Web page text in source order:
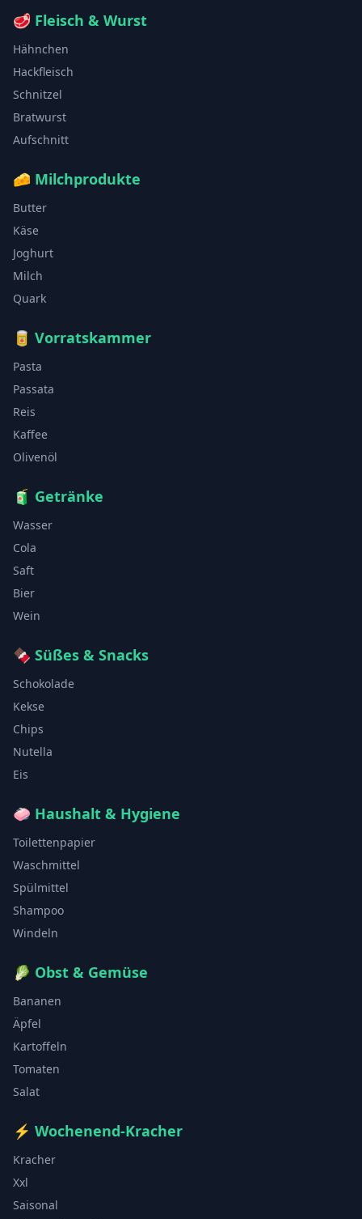
🥩 Fleisch & Wurst
Hähnchen
Hackfleisch
Schnitzel
Bratwurst
Aufschnitt
🧀 Milchprodukte
Butter
Käse
Joghurt
Milch
Quark
🥫 Vorratskammer
Pasta
Passata
Reis
Kaffee
Olivenöl
🧃 Getränke
Wasser
Cola
Saft
Bier
Wein
🍫 Süßes & Snacks
Schokolade
Kekse
Chips
Nutella
Eis
🧼 Haushalt & Hygiene
Toilettenpapier
Waschmittel
Spülmittel
Shampoo
Windeln
🥬 Obst & Gemüse
Bananen
Äpfel
Kartoffeln
Tomaten
Salat
⚡ Wochenend-Kracher
Kracher
Xxl
Saisonal